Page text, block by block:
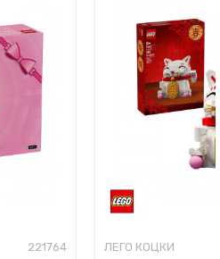
221764 ЛЕГО КОЦКИ